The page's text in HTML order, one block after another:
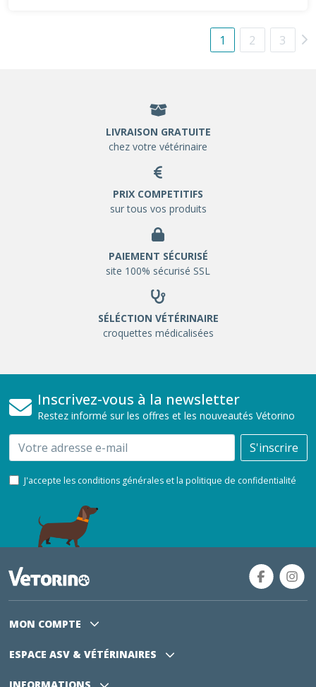
1 2 3
LIVRAISON GRATUITE
chez votre vétérinaire
PRIX COMPETITIFS
sur tous vos produits
PAIEMENT SÉCURISÉ
site 100% sécurisé SSL
SÉLÉCTION VÉTÉRINAIRE
croquettes médicalisées
Inscrivez-vous à la newsletter
Restez informé sur les offres et les nouveautés Vétorino
Email S'inscrire
J'accepte les conditions générales et la politique de confidentialité
MON COMPTE
ESPACE ASV & VÉTÉRINAIRES